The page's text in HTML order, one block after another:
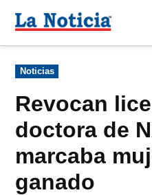
Para mantenerte
contenido
Publicado
en
Noticias
Revocan
doctora de
marcaba
ganado